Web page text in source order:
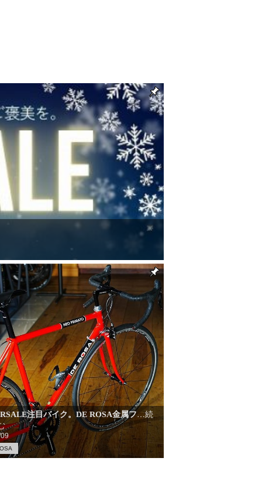
注目バイク。DE ROSA金属フ…続